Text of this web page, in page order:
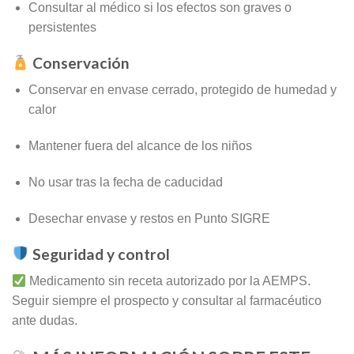
Consultar al médico si los efectos son graves o
persistentes
Conservación
Conservar en envase cerrado, protegido de humedad y
calor
Mantener fuera del alcance de los niños
No usar tras la fecha de caducidad
Desechar envase y restos en Punto SIGRE
Seguridad y control
Medicamento sin receta autorizado por la AEMPS.
Seguir siempre el prospecto y consultar al farmacéutico
ante dudas.